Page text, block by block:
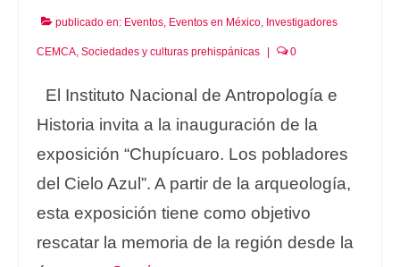
publicado en: Eventos, Eventos en México, Investigadores
CEMCA, Sociedades y culturas prehispánicas 0
El Instituto Nacional de Antropología e
Historia invita a la inauguración de la
exposición “Chupícuaro. Los pobladores
del Cielo Azul”. A partir de la arqueología,
esta exposición tiene como objetivo
rescatar la memoria de la región desde la